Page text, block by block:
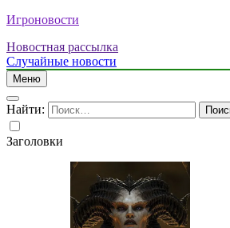
Игроновости
Новостная рассылка
Случайные новости
Меню
Найти:
Заголовки